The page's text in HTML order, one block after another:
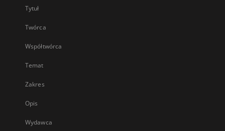
Tytuł
Twórca
Współtwórca
Temat
Zakres
Opis
Wydawca